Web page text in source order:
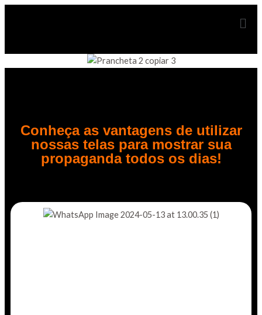
Conheça as vantagens de utilizar
nossas telas para mostrar sua
propaganda todos os dias!